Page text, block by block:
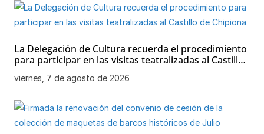
La Delegación de Cultura recuerda el procedimiento
para participar en las visitas teatralizadas al Castillo
de Chipiona
viernes, 7 de agosto de 2026